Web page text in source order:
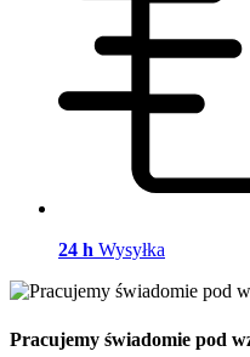
24 h Wysyłka
Pracujemy świadomie pod